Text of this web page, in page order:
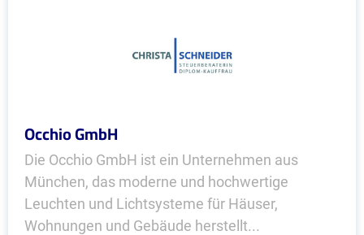
Occhio GmbH
Die Occhio GmbH ist ein Unternehmen aus
München, das moderne und hochwertige
Leuchten und Lichtsysteme für Häuser,
Wohnungen und Gebäude herstellt...